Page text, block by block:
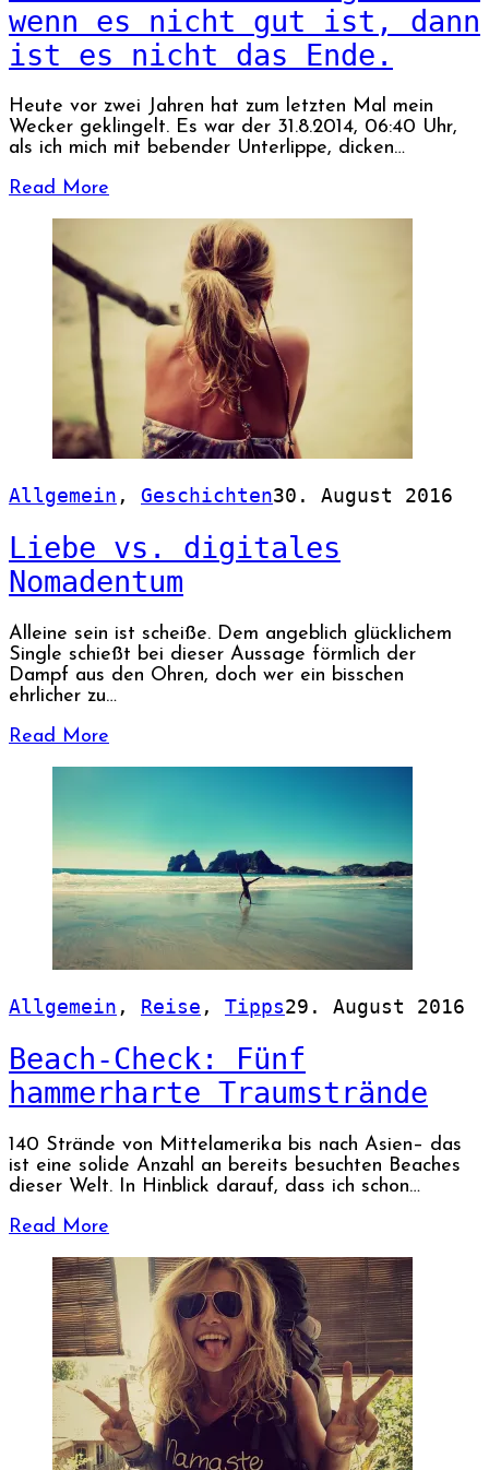
wenn es nicht gut ist, dann
ist es nicht das Ende.
Heute vor zwei Jahren hat zum letzten Mal mein
Wecker geklingelt. Es war der 31.8.2014, 06:40 Uhr,
als ich mich mit bebender Unterlippe, dicken…
Read More
Allgemein , Geschichten30. August 2016
Liebe vs. digitales
Nomadentum
Alleine sein ist scheiße. Dem angeblich glücklichem
Single schießt bei dieser Aussage förmlich der
Dampf aus den Ohren, doch wer ein bisschen
ehrlicher zu…
Read More
Allgemein , Reise , Tipps29. August 2016
Beach-Check: Fünf
hammerharte Traumstrände
140 Strände von Mittelamerika bis nach Asien– das
ist eine solide Anzahl an bereits besuchten Beaches
dieser Welt. In Hinblick darauf, dass ich schon…
Read More